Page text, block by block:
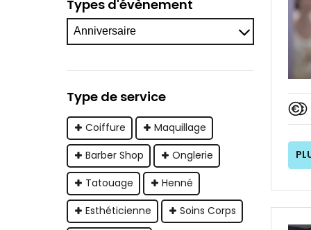
Types d'évènement
Type de service
Coiffure
Maquillage
Barber Shop
Onglerie
Tatouage
Henné
Esthéticienne
Soins Corps